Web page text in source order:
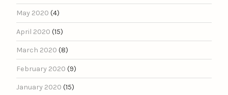
May 2020 (4)
April 2020 (15)
March 2020 (8)
February 2020 (9)
January 2020 (15)